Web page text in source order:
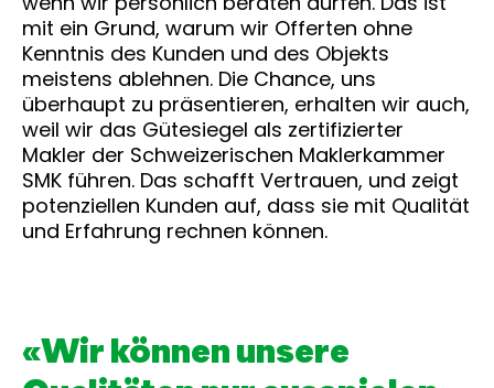
mit ein Grund, warum wir Offerten ohne
Kenntnis des Kunden und des Objekts
meistens ablehnen. Die Chance, uns
überhaupt zu präsentieren, erhalten wir auch,
weil wir das Gütesiegel als zertifizierter
Makler der Schweizerischen Maklerkammer
SMK führen. Das schafft Vertrauen, und zeigt
potenziellen Kunden auf, dass sie mit Qualität
und Erfahrung rechnen können.
«Wir können unsere